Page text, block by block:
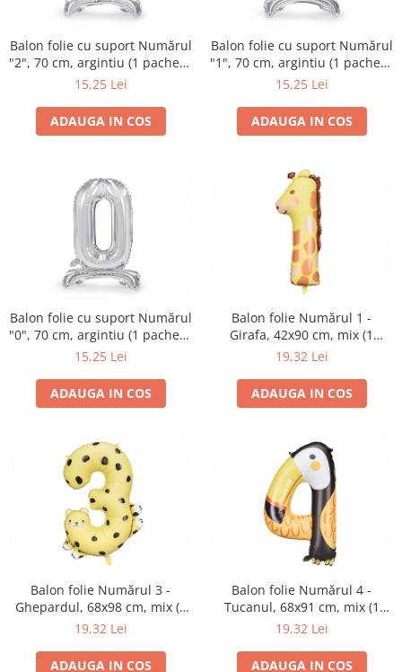
Balon folie cu suport Numărul
"2", 70 cm, argintiu (1 pachet /
1 buc.)
15,25 Lei
ADAUGA IN COS
Balon folie cu suport Numărul
"1", 70 cm, argintiu (1 pachet /
1 buc.)
15,25 Lei
ADAUGA IN COS
Balon folie cu suport Numărul
"0", 70 cm, argintiu (1 pachet /
1 buc.)
15,25 Lei
ADAUGA IN COS
Balon folie Numărul 1 -
Girafa, 42x90 cm, mix (1
pachet / 1 buc.)
19,32 Lei
ADAUGA IN COS
Balon folie Numărul 3 -
Ghepardul, 68x98 cm, mix (1
pachet / 1 buc.)
19,32 Lei
ADAUGA IN COS
Balon folie Numărul 4 -
Tucanul, 68x91 cm, mix (1
pachet / 1 buc.)
19,32 Lei
ADAUGA IN COS